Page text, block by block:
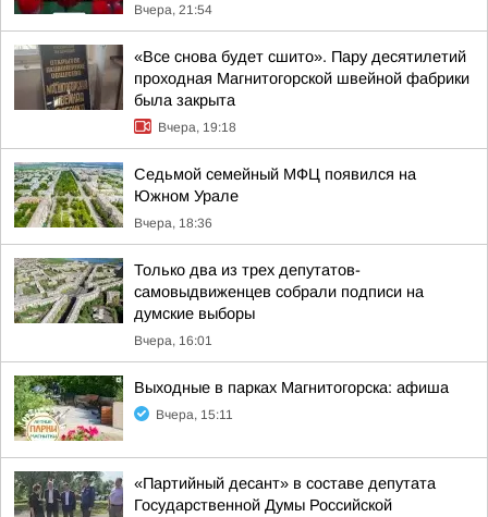
Вчера, 21:54
«Все снова будет сшито». Пару десятилетий
проходная Магнитогорской швейной фабрики
была закрыта
Вчера, 19:18
Седьмой семейный МФЦ появился на
Южном Урале
Вчера, 18:36
Только два из трех депутатов-
самовыдвиженцев собрали подписи на
думские выборы
Вчера, 16:01
Выходные в парках Магнитогорска: афиша
Вчера, 15:11
«Партийный десант» в составе депутата
Государственной Думы Российской